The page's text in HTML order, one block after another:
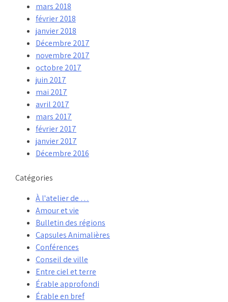
mars 2018
février 2018
janvier 2018
Décembre 2017
novembre 2017
octobre 2017
juin 2017
mai 2017
avril 2017
mars 2017
février 2017
janvier 2017
Décembre 2016
Catégories
À l'atelier de …
Amour et vie
Bulletin des régions
Capsules Animalières
Conférences
Conseil de ville
Entre ciel et terre
Érable approfondi
Érable en bref